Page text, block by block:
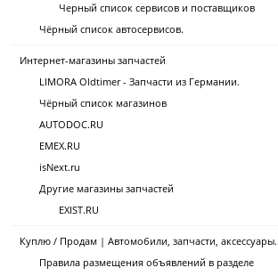
Черный список сервисов и поставщиков
Чёрный список автосервисов.
Интернет-магазины запчастей
LIMORA Oldtimer - Запчасти из Германии.
Чёрный список магазинов
AUTODOC.RU
EMEX.RU
isNext.ru
Другие магазины запчастей
EXIST.RU
Куплю / Продам | Автомобили, запчасти, аксессуары.
Правила размещения объявлений в разделе